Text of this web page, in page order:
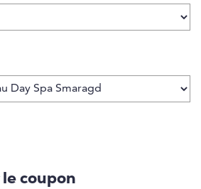
forts sont les hublots du
ainsi que l'accès direct au
coupon